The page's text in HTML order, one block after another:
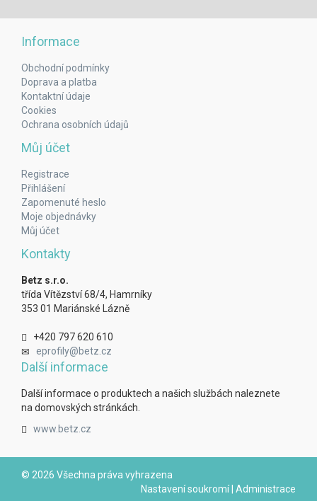
Informace
Obchodní podmínky
Doprava a platba
Kontaktní údaje
Cookies
Ochrana osobních údajů
Můj účet
Registrace
Přihlášení
Zapomenuté heslo
Moje objednávky
Můj účet
Kontakty
Betz s.r.o.
třída Vítězství 68/4, Hamrníky
353 01 Mariánské Lázně
+420 797 620 610
eprofily@betz.cz
Další informace
Další informace o produktech a našich službách naleznete
na domovských stránkách.
www.betz.cz
© 2026 Všechna práva vyhrazena
Nastavení soukromí| Administrace